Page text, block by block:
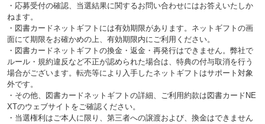
・応募受付の確認、当選結果に関するお問い合わせにはお答えいたしか
ねます。
・図書カードネットギフトには有効期限があります。ネットギフトの画
面にて期限をお確かめの上、有効期限内にご利用ください。
・図書カードネットギフトの換金・返金・再発行はできません。弊社で
ルール・規約違反など不正が認められた場合は、特典の付与取消を行う
場合がございます。転売等により入手したネットギフトはサポート対象
外です。
・その他、図書カードネットギフトの詳細、ご利用約款は図書カードNE
XTのウェブサイトをご確認ください。
・当選権利はご本人に限り、第三者への譲渡および、換金はできません